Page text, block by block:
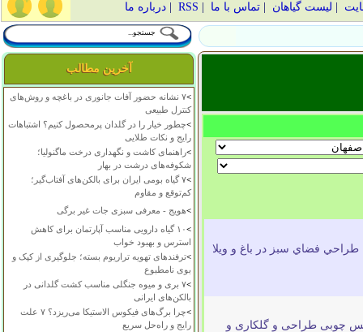
لیست گیاهان |تماس با ما RSS
|درباره ما
آخرین مطالب
>
۷ نشانه حضور آفات جانوری در باغچه و روش‌های
کنترل طبیعی
>چطور خیار را در گلدان پرمحصول کنیم؟ اشتباهات
رایج و نکات طلایی
>راهنمای کاشت و نگهداری درخت ماگنولیا؛
شکوفه‌های درشت در بهار
>
۷ گیاه بومی ایران برای بالکن‌های آفتاب‌گیر؛
کم‌توقع و مقاوم
>هویج - معرفی سبزی جات غیر برگی
>
۱۰ گیاه دارویی مناسب آپارتمان برای کاهش
استرس و بهبود خواب
>ترفندهای تهویه تراریوم بسته؛ جلوگیری از کپک و
بوی نامطبوع
>
۷ بری و میوه جنگلی مناسب کشت گلدانی در
بالکن‌های ایرانی
>
چرا برگ‌های فیکوس الاستیکا می‌ریزد؟ ۷ علت
رایج و راه‌حل سریع
طراحي فضاي سبز در باغ و ويلا
چوبی طراحی و گلکاری و